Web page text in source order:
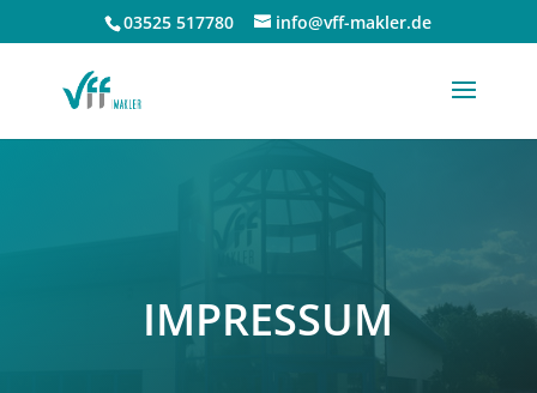
03525 517780 info@vff-makler.de
IMPRES­SUM